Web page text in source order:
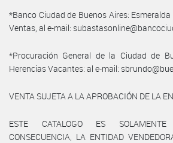
*Banco Ciudad de Buenos Aires:
Ventas, al e-mail:
*Procuración General de la Ciudad de
Herencias Vacantes: al e-mail:
VENTA SUJETA A LA APROBACIÓN DE LA
ESTE CATALOGO ES
CONSECUENCIA, LA ENTIDAD